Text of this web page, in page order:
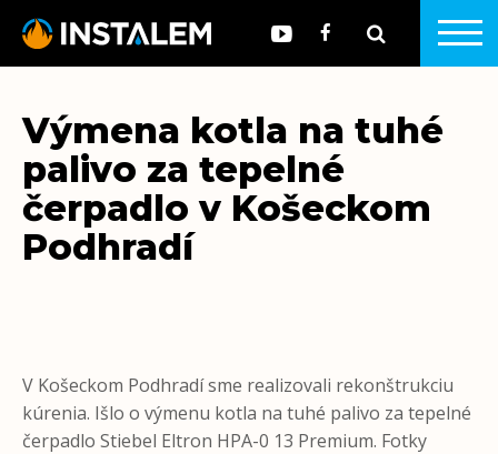
Výmena kotla na tuhé
palivo za tepelné
čerpadlo v Košeckom
Podhradí
V Košeckom Podhradí sme realizovali rekonštrukciu
kúrenia. Išlo o výmenu kotla na tuhé palivo za tepelné
čerpadlo Stiebel Eltron HPA-0 13 Premium. Fotky